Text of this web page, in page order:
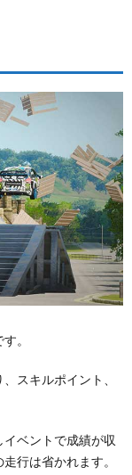
。
スキルポイント、
ベントで成績が収
行は省かれます。